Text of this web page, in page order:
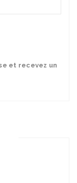
et recevez un